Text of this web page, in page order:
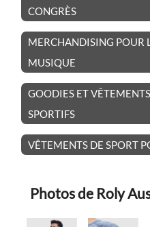
CONGRÈS
MERCHANDISING POUR
MUSIQUE
GOODIES ET
SPORTIFS
VÊTEMENTS DE SPORT
Photos de Roly